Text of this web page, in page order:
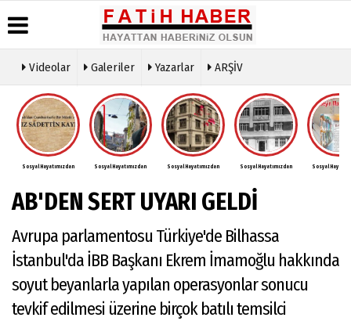
Haber Arşivi
Günün
Haberleri
Biyografiler
Yazarları
Video Galeri
Foto Galeri
Künye
İletişim
Çerez
Politikası
Videolar Galeriler Yazarlar ARŞİV
Sosyal Hayatımızdan Sosyal Hayatımızdan Sosyal Hayatımızdan Sosyal Hayatımızdan Sosyal
AB'DEN SERT UYARI GELDİ
Avrupa parlamentosu Türkiye'de Bilhassa
İstanbul'da İBB Başkanı Ekrem İmamoğlu hakkında
soyut beyanlarla yapılan operasyonlar sonucu
tevkif edilmesi üzerine birçok batılı temsilci